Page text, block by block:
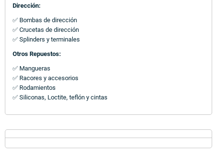
Dirección:
✅ Bombas de dirección
✅ Crucetas de dirección
✅ Splinders y terminales
Otros Repuestos:
✅ Mangueras
✅ Racores y accesorios
✅ Rodamientos
✅ Siliconas, Loctite, teflón y cintas